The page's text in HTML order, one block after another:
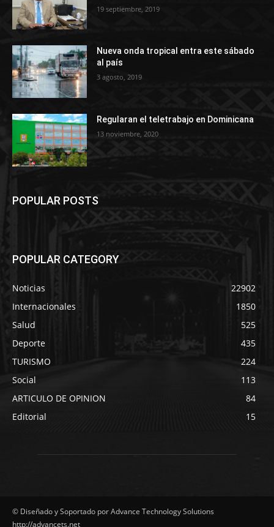
19 septiembre, 2019
Nueva onda tropical entra este sábado
al país
3 agosto, 2019
Regularan el teletrabajo en Dominicana
13 noviembre, 2020
POPULAR POSTS
POPULAR CATEGORY
Noticias
22902
Internacionales
1850
Salud
525
Deporte
435
TURISMO
224
Social
113
ARTICULO DE OPINION
84
Editorial
15
© Diseñado y Soportado por Advance Technology Solutions
http://advancets.net